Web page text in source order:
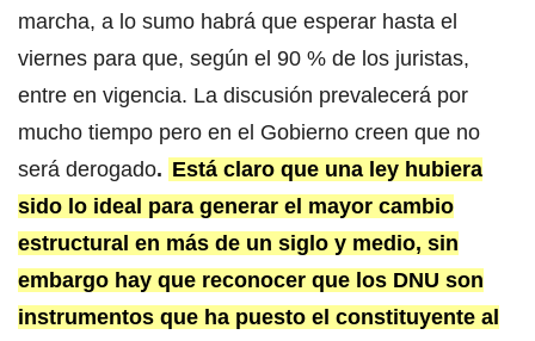
marcha, a lo sumo habrá que esperar hasta el
viernes para que, según el 90 % de los juristas,
entre en vigencia. La discusión prevalecerá por
mucho tiempo pero en el Gobierno creen que no
será derogado. Está claro que una ley hubiera
sido lo ideal para generar el mayor cambio
estructural en más de un siglo y medio, sin
embargo hay que reconocer que los DNU son
instrumentos que ha puesto el constituyente al